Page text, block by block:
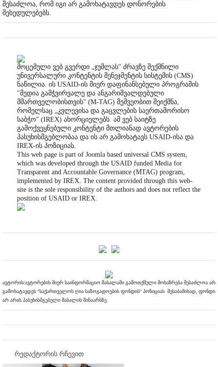
შესაძლოა, რომ იგი არ გამოხატავდეს დონორების
შეხედულებებს.
მოცემული ვებ გვერდი „ჯუმლას" ძრავზე შექმნილი
უნივერსალური კონტენტის მენეჯმენტის სისტემის (CMS)
ნაწილია. ის USAID-ის მიერ დაფინანსებული პროგრამის
"მედია გამჭვირვალე და ანგარიშვალდებული
მმართველობისთვის" (M-TAG) მეშვეობით შეიქმნა,
რომელსაც „კვლევისა და გაცვლების საერთაშორისო
საბჭო" (IREX) ახორციელებს. ამ ვებ საიტზე
გამოქვეყნებული კონტენტი მთლიანად ავტორების
პასუხისმგებლობაა და ის არ გამოხატავს USAID-ისა და
IREX-ის პოზიციას.
This web page is part of Joomla based universal CMS system,
which was developed through the USAID funded Media for
Transparent and Accountable Governance (MTAG) program,
implemented by IREX. The content provided through this web-
site is the sole responsibility of the authors and does not reflect the
position of USAID or IREX.
ავტორის/ავტორების მიერ საინფორმაციო მასალაში გამოთქმული მოსაზრება შესაძლოა არ
გამოხატავდეს "საქართველოს ღია საზოგადოების ფონდის" პოზიციას. შესაბამისად, ფონდი
არ არის პასუხისმგებელი მასალის შინაარსზე.
რედაქტორის რჩევით